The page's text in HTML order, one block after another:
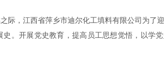
，江西省萍乡市迪尔化工填料有限公司为了
。开展党史教育，提高员工思想觉悟，以学